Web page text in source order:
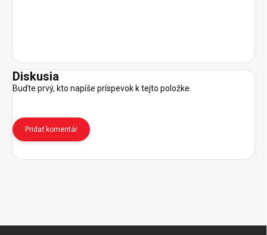
Diskusia
Buďte prvý, kto napíše príspevok k tejto položke.
Pridať komentár